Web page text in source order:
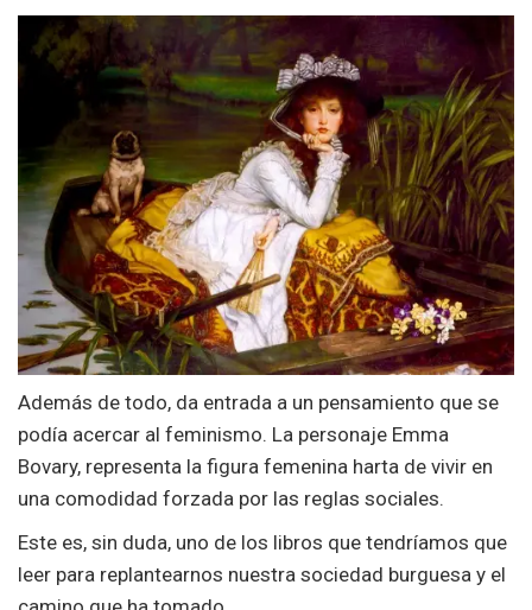
Además de todo, da entrada a un pensamiento que se
podía acercar al feminismo. La personaje Emma
Bovary, representa la figura femenina harta de vivir en
una comodidad forzada por las reglas sociales.
Este es, sin duda, uno de los libros que tendríamos que
leer para replantearnos nuestra sociedad burguesa y el